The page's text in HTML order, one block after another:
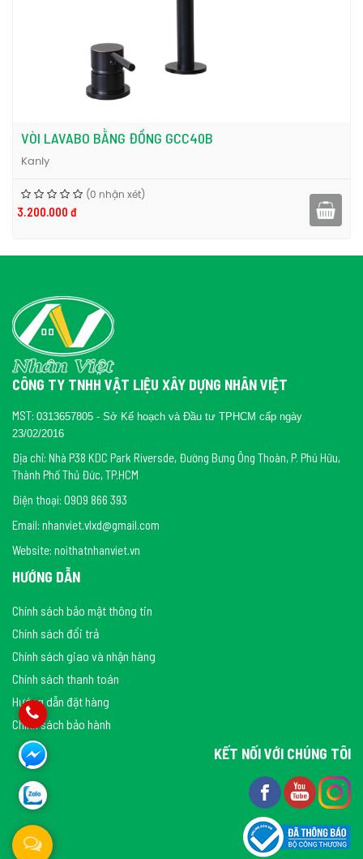
VÒI LAVABO BẰNG ĐỒNG GCC40B
Kanly
(0 nhận xét)
3.200.000 đ
CÔNG TY TNHH VẬT LIỆU XÂY DỰNG NHÂN VIỆT
MST: 0313657805 - Sở Kế hoạch và Đầu tư TPHCM cấp ngày
23/02/2016
Địa chỉ: Nhà P38 KDC Park Riversde, Đường Bưng Ông Thoàn, P. Phú Hữu,
Thành Phố Thủ Đức, TP.HCM
Điện thoại: 0909 866 393
Email: nhanviet.vlxd@gmail.com
Website: noithatnhanviet.vn
HƯỚNG DẪN
Chính sách bảo mật thông tin
Chính sách đổi trả
Chính sách giao và nhận hàng
Chính sách thanh toán
Hướng dẫn đặt hàng
Chính sách bảo hành
KẾT NỐI VỚI CHÚNG TÔI